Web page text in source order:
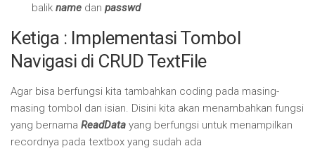
balik name dan passwd
Ketiga : Implementasi Tombol
Navigasi di CRUD TextFile
Agar bisa berfungsi kita tambahkan coding pada masing-
masing tombol dan isian. Disini kita akan menambahkan fungsi
yang bernama ReadData yang berfungsi untuk menampilkan
recordnya pada textbox yang sudah ada